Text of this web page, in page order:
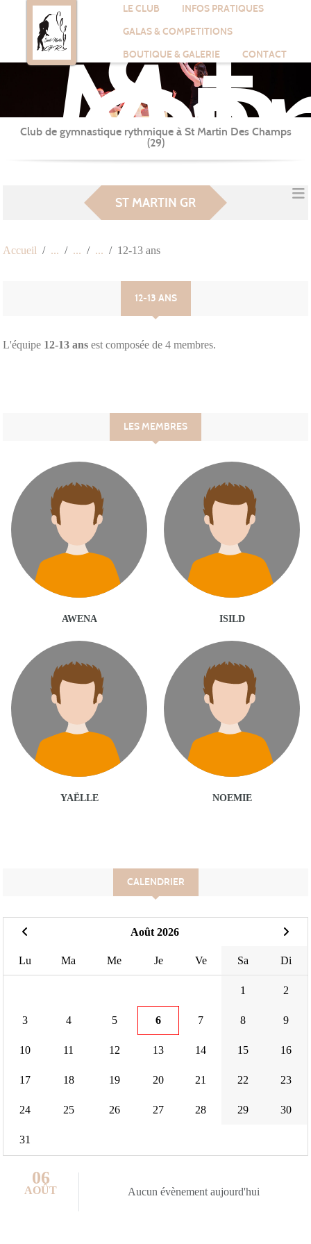
LE CLUB
INFOS PRATIQUES
GALAS & COMPETITIONS
BOUTIQUE & GALERIE
CONTACT
St
GR
Club de gymnastique rythmique à St Martin Des Champs
(29)
ST MARTIN GR
Accueil 12-13 ans
12-13 ANS
L'équipe 12-13 ans est composée de 4 membres.
LES MEMBRES
AWENA ISILD
YAËLLE NOEMIE
CALENDRIER
Août 2026
Lu Ma Me Je Ve Sa Di
1 2
3 4 5 6 7 8 9
10 11 12 13 14 15 16
17 18 19 20 21 22 23
24 25 26 27 28 29 30
31
06
AOÛT Aucun évènement aujourd'hui
Panneau de gestion des cookies